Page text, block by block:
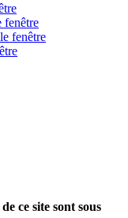
fenêtre
fenêtre
ce site sont sous